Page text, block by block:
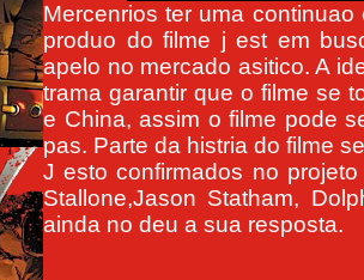
Mercenrios ter uma
produo do filme j est em
apelo no mercado asitico. A
trama garantir que o filme se
e China, assim o filme pode
pas. Parte da histria do filme
J esto confirmados no
Stallone,Jason Statham,
ainda no deu a sua resposta.